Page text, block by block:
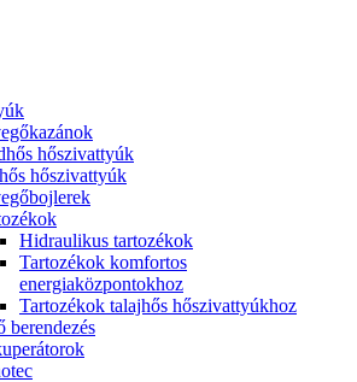
hőszivattyúk
hőszivattyúk
Hidraulikus tartozékok
Tartozékok komfortos
energiaközpontokhoz
Tartozékok talajhős hőszivattyúkhoz
berendezés